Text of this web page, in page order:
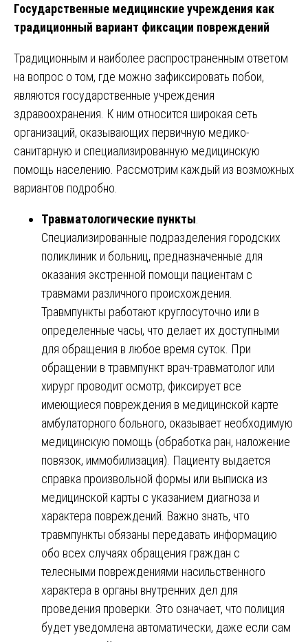
Государственные медицинские учреждения как
традиционный вариант фиксации повреждений
Традиционным и наиболее распространенным ответом
на вопрос о том, где можно зафиксировать побои,
являются государственные учреждения
здравоохранения. К ним относится широкая сеть
организаций, оказывающих первичную медико-
санитарную и специализированную медицинскую
помощь населению. Рассмотрим каждый из возможных
вариантов подробно.
Травматологические пункты
Специализированные подразделения городских
поликлиник и больниц, предназначенные для
оказания экстренной помощи пациентам с
травмами различного происхождения.
Травмпункты работают круглосуточно или в
определенные часы, что делает их доступными
для обращения в любое время суток. При
обращении в травмпункт врач-травматолог или
хирург проводит осмотр, фиксирует все
имеющиеся повреждения в медицинской карте
амбулаторного больного, оказывает необходимую
медицинскую помощь (обработка ран, наложение
повязок, иммобилизация). Пациенту выдается
справка произвольной формы или выписка из
медицинской карты с указанием диагноза и
характера повреждений. Важно знать, что
травмпункты обязаны передавать информацию
обо всех случаях обращения граждан с
телесными повреждениями насильственного
характера в органы внутренних дел для
проведения проверки. Это означает, что полиция
будет уведомлена автоматически, даже если сам